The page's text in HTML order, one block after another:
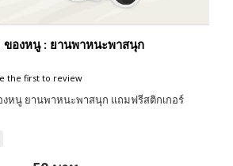
ของหนู : ยานพาหนะพาสนุก
the first to review
งหนู ยานพาหนะพาสนุก แถมฟรีสติกเกอร์